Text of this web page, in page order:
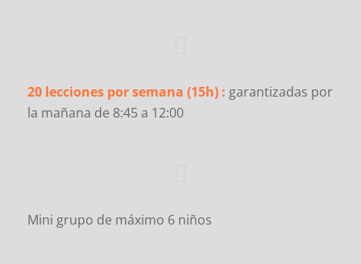
20 lecciones por semana (15h) : garantizadas por
la mañana de 8:45 a 12:00
Mini grupo de máximo 6 niños